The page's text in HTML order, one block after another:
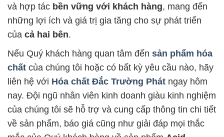
và hợp tác bền vững với khách hàng, mang đến
những lợi ích và giá trị gia tăng cho sự phát triển
của cả hai bên.
Nếu Quý khách hàng quan tâm đến sản phẩm hóa
chất của chúng tôi hoặc có bất kỳ yêu cầu nào, hãy
liên hệ với Hóa chất Đắc Trường Phát ngay hôm
nay. Đội ngũ nhân viên kinh doanh giàu kinh nghiệm
của chúng tôi sẽ hỗ trợ và cung cấp thông tin chi tiết
về sản phẩm, báo giá cũng như giải đáp mọi thắc